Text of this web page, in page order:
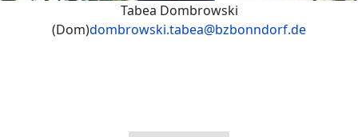
Tabea Dombrowski
(Dom)dombrowski.tabea@bzbonndorf.de